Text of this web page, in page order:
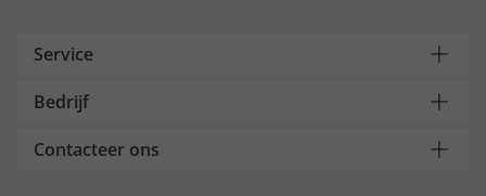
Service
Bedrijf
Contacteer ons